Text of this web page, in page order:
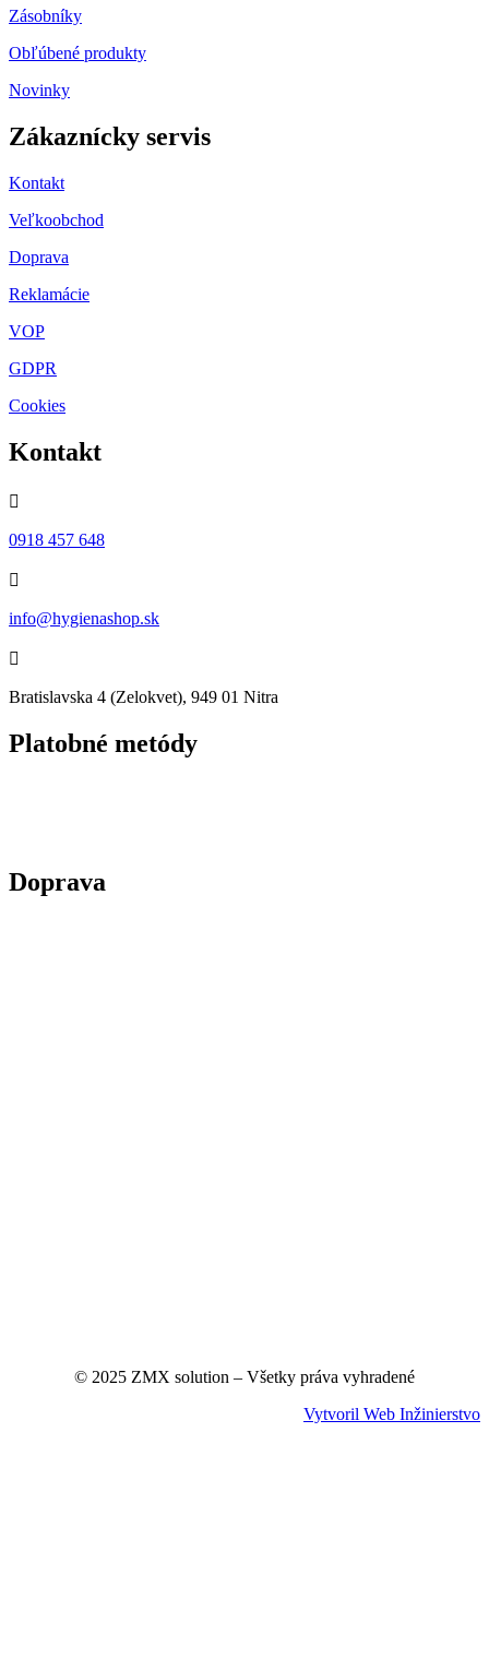
Zásobníky
Obľúbené produkty
Novinky
Zákaznícky servis
Kontakt
Veľkoobchod
Doprava
Reklamácie
VOP
GDPR
Cookies
Kontakt

0918 457 648

info@hygienashop.sk

Bratislavska 4 (Zelokvet), 949 01 Nitra
Platobné metódy
Doprava
© 2025 ZMX solution – Všetky práva vyhradené
Vytvoril Web Inžinierstvo